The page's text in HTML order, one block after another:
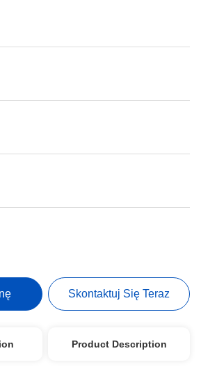
Skontaktuj Się Teraz
Product Description